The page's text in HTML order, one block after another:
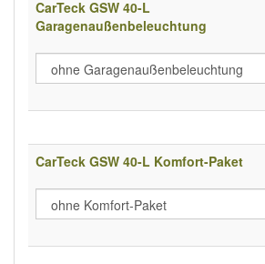
CarTeck GSW 40-L
Garagenaußenbeleuchtung
CarTeck GSW 40-L Komfort-Paket